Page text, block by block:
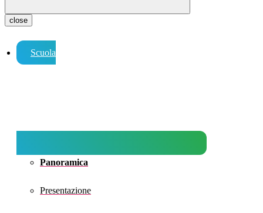
close
Scuola
Panoramica
Presentazione